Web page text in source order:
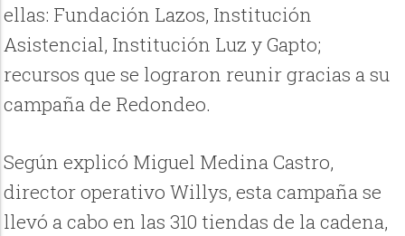
ellas: Fundación Lazos, Institución
Asistencial, Institución Luz y Gapto;
recursos que se lograron reunir gracias a su
campaña de Redondeo.
Según explicó Miguel Medina Castro,
director operativo Willys, esta campaña se
llevó a cabo en las 310 tiendas de la cadena,